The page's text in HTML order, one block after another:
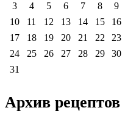
3
4 5 6 7 8
9
10
11 12 13 14 15
16
17
18 19 20 21 22
23
24
25 26 27 28 29
30
31
Архив рецептов